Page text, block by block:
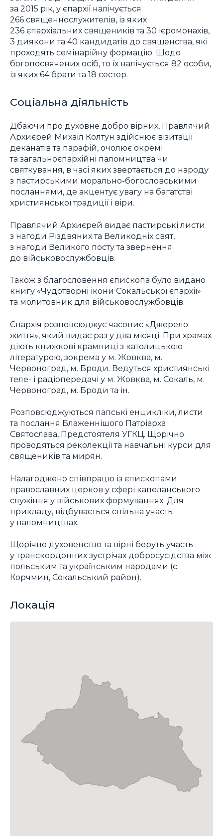
за 2015 рік, у єпархії налічується
266 священнослужителів, із яких
236 єпархіальних священиків та 30 ієромонахів,
3 диякони та 40 кандидатів до священства, які
проходять семінарійну формацію. Щодо
богопосвячених осіб, то їх налічується 82 особи,
із яких 64 брати та 18 сестер.
Соціальна діяльність
Дбаючи про духовне добро вірних, Правлячий
Архиєрей Михаїл Колтун здійснює візитації
деканатів та парафій, очолює окремі
та загальноєпархійні паломництва чи
святкування, в часі яких звертається до народу
з пастирськими морально-богословськими
посланнями, де акцентує увагу на багатстві
християнської традиції і віри.
Правлячий Архиєрей видає пастирські листи
з нагоди Різдвяних та Великодніх свят,
з нагоди Великого посту та звернення
до військовослужбовців.
Також з благословення єпископа було видано
книгу «Чудотворні ікони Сокальської єпархії»
та молитовник для військовослужбовців.
Єпархія розповсюджує часопис «Джерело
життя», який видає раз у два місяці. При храмах
діють книжкові крамниці з католицькою
літературою, зокрема у м. Жовква, м.
Червоноград, м. Броди. Ведуться християнські
теле- і радіопередачі у м. Жовква, м. Сокаль, м.
Червоноград, м. Броди та ін.
Розповсюджуються папські енцикліки, листи
та послання Блаженнішого Патріарха
Святослава, Предстоятеля УГКЦ. Щорічно
проводяться реколекції та навчальні курси для
священиків та мирян.
Налагоджено співпрацю із єпископами
православних церков у сфері капеланського
служіння у військових формуваннях. Для
прикладу, відбувається спільна участь
у паломництвах.
Щорічно духовенство та вірні беруть участь
у транскордонних зустрічах добросусідства між
польським та українським народами (с.
Корчмин, Сокальський район).
Локація